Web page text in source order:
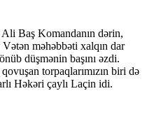
Baş Komandanın dərin,
məhəbbəti xalqın dar
düşmənin başını əzdi.
torpaqlarımızın biri də
Həkəri çaylı Laçin idi.